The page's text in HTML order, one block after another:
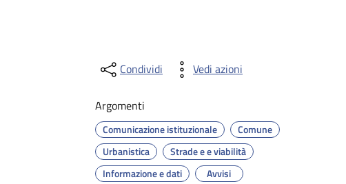
Condividi Vedi azioni
Argomenti
Comunicazione istituzionale
Comune
Urbanistica
Strade e e viabilità
Informazione e dati
Avvisi